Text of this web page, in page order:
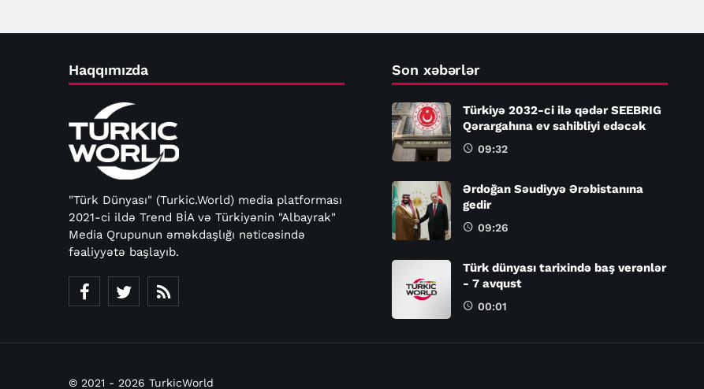
Haqqımızda
"Türk Dünyası" (Turkic.World) media platforması
2021-ci ildə Trend BİA və Türkiyənin "Albayrak"
Media Qrupunun əməkdaşlığı nəticəsində
fəaliyyətə başlayıb.
Son xəbərlər
Türkiyə 2032-ci ilə qədər SEEBRIG
Qərargahına ev sahibliyi edəcək
09:32
Ərdoğan Səudiyyə Ərəbistanına
gedir
09:26
Türk dünyası tarixində baş verənlər
- 7 avqust
00:01
© 2021 - 2026 TurkicWorld